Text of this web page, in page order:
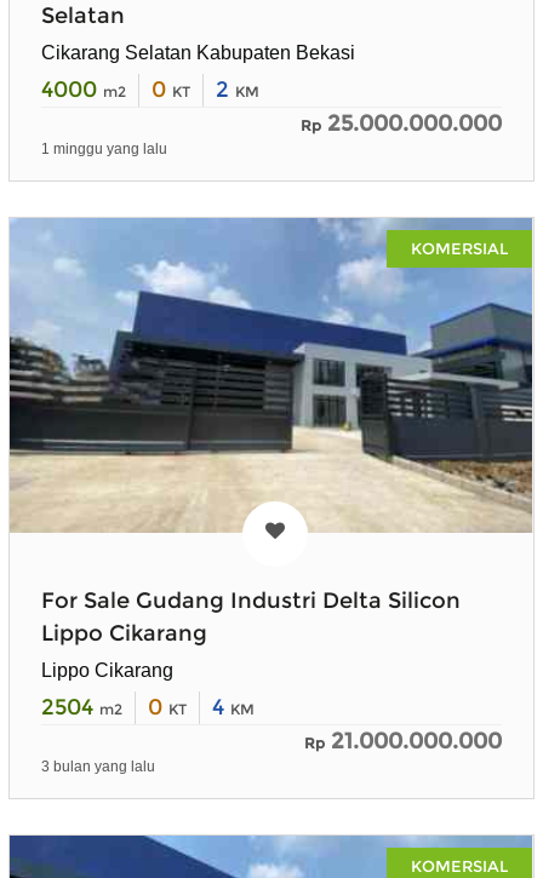
Selatan
Cikarang Selatan Kabupaten Bekasi
4000 m2 0 KT 2 KM
Rp 25.000.000.000
1 minggu yang lalu
KOMERSIAL
For Sale Gudang Industri Delta Silicon
Lippo Cikarang
Lippo Cikarang
2504 m2 0 KT 4 KM
Rp 21.000.000.000
3 bulan yang lalu
KOMERSIAL